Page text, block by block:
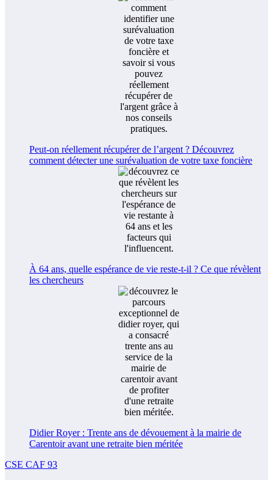
Peut-on réellement récupérer de l’argent ? Découvrez
comment détecter une surévaluation de votre taxe foncière
À 64 ans, quelle espérance de vie reste-t-il ? Ce que révèlent
les chercheurs
Didier Royer : Trente ans de dévouement à la mairie de
Carentoir avant une retraite bien méritée
CSE CAF 93